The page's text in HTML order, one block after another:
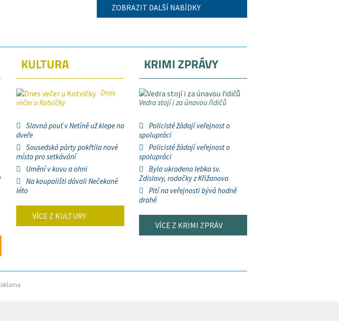
ZOBRAZIT DALŠÍ NABÍDKY
KULTURA
Dnes
večer u Kotvičky
Slavná pouť v Netíně už klepe na
dveře
Sousedská párty pokřtila nové
místo pro setkávání
Umění v kovu a ohni
Na koupališti dávali Nečekané
léto
VÍCE Z KULTURY
KRIMI ZPRÁVY
Vedra stojí i za únavou řidičů
Policisté žádají veřejnost o
spolupráci
Policisté žádají veřejnost o
spolupráci
Byla ukradena lebka sv.
Zdislavy, rodačky z Křižanova
Pití na veřejnosti bývá hodně
drahé
VÍCE Z KRIMI ZPRÁV